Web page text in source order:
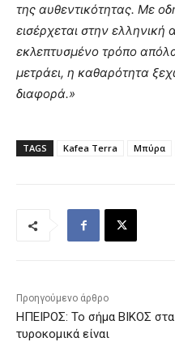
της αυθεντικότητας. Με
εισέρχεται στην ελληνική
εκλεπτυσμένο τρόπο
μετράει, η καθαρότητα
διαφορά.»
TAGS Kafea Terra Μπύρα
Προηγούμενο άρθρο
ΗΠΕΙΡΟΣ: Το σήμα ΒΙΚΟΣ στα
τυροκομικά είναι